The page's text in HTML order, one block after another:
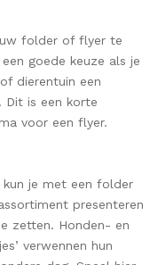
folder of flyer te
goede keuze als je
dierentuin een
Dit is een korte
voor een flyer.
je met een folder
presenteren
zetten. Honden- en
verwennen hun